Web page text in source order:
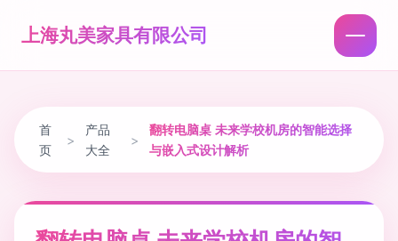
上海丸美家具有限公司
首
页
>
产品
大全
>
翻转电脑桌 未来学校机房的智能选择
与嵌入式设计解析